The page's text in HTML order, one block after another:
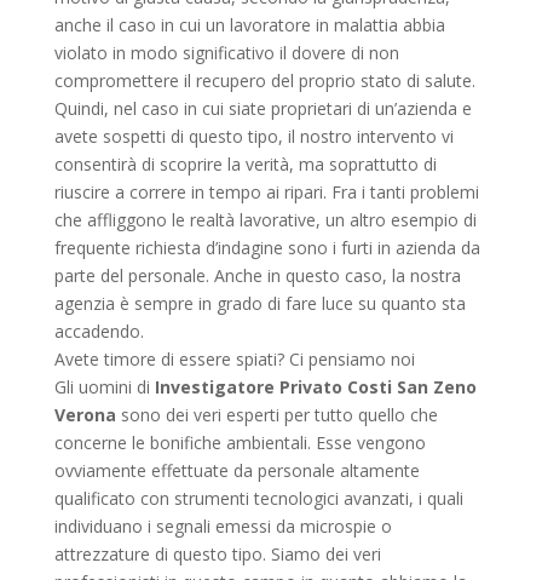
anche il caso in cui un lavoratore in malattia abbia
violato in modo significativo il dovere di non
compromettere il recupero del proprio stato di salute.
Quindi, nel caso in cui siate proprietari di un’azienda e
avete sospetti di questo tipo, il nostro intervento vi
consentirà di scoprire la verità, ma soprattutto di
riuscire a correre in tempo ai ripari. Fra i tanti problemi
che affliggono le realtà lavorative, un altro esempio di
frequente richiesta d’indagine sono i furti in azienda da
parte del personale. Anche in questo caso, la nostra
agenzia è sempre in grado di fare luce su quanto sta
accadendo.
Avete timore di essere spiati? Ci pensiamo noi
Gli uomini di Investigatore Privato Costi San Zeno
Verona sono dei veri esperti per tutto quello che
concerne le bonifiche ambientali. Esse vengono
ovviamente effettuate da personale altamente
qualificato con strumenti tecnologici avanzati, i quali
individuano i segnali emessi da microspie o
attrezzature di questo tipo. Siamo dei veri